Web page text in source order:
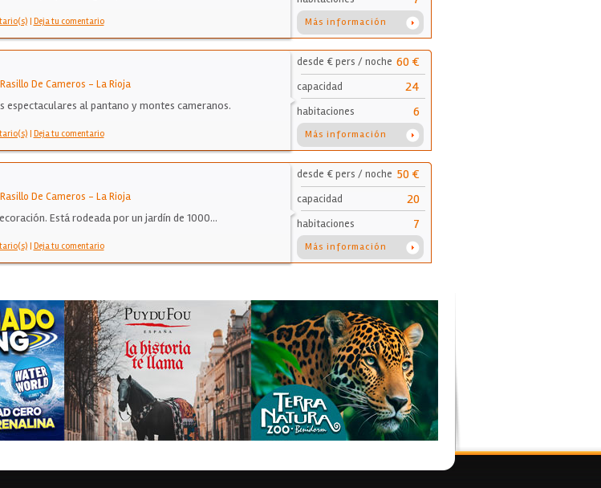
| Deja tu comentario Más información
De Cameros - La Rioja
espectaculares al pantano y montes cameranos.
| Deja tu comentario
desde € pers / noche 60 €
capacidad 24
habitaciones 6
Más información
De Cameros - La Rioja
Está rodeada por un jardín de 1000…
| Deja tu comentario
desde € pers / noche 50 €
capacidad 20
habitaciones 7
Más información